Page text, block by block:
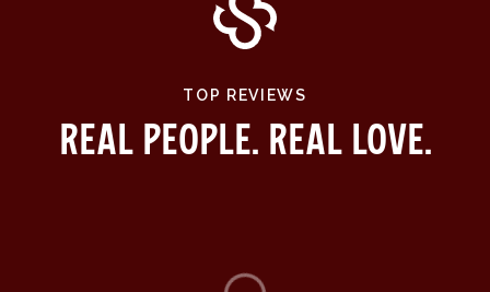
TOP REVIEWS
Real People. Real Love.